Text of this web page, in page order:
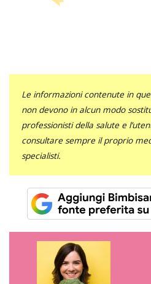
Le informazioni contenute in
non devono in alcun modo
professionisti della salute e
consultare sempre il proprio
specialisti.